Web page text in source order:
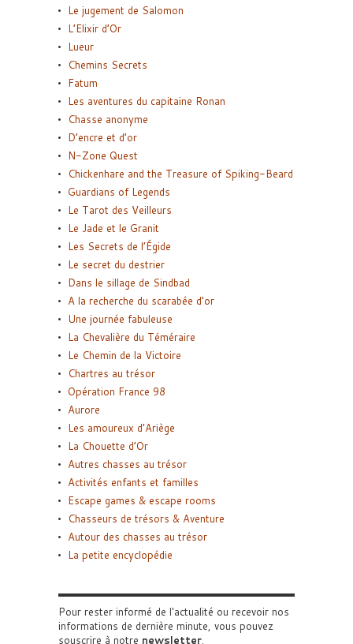
Le jugement de Salomon
L’Elixir d’Or
Lueur
Chemins Secrets
Fatum
Les aventures du capitaine Ronan
Chasse anonyme
D’encre et d’or
N-Zone Quest
Chickenhare and the Treasure of Spiking-Beard
Guardians of Legends
Le Tarot des Veilleurs
Le Jade et le Granit
Les Secrets de l’Égide
Le secret du destrier
Dans le sillage de Sindbad
A la recherche du scarabée d’or
Une journée fabuleuse
La Chevalière du Téméraire
Le Chemin de la Victoire
Chartres au trésor
Opération France 98
Aurore
Les amoureux d’Ariège
La Chouette d’Or
Autres chasses au trésor
Activités enfants et familles
Escape games & escape rooms
Chasseurs de trésors & Aventure
Autour des chasses au trésor
La petite encyclopédie
Pour rester informé de l'actualité ou recevoir nos
informations de dernière minute, vous pouvez
souscrire à notre newsletter.